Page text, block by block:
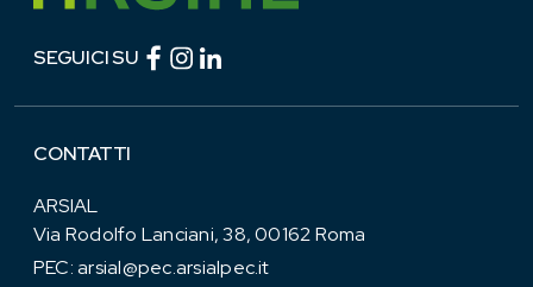
SEGUICI SU Facebook (link esterno)
Instagram (link esterno)
CONTATTI
ARSIAL
Via Rodolfo Lanciani, 38, 00162 Roma
PEC:arsial@pec.arsialpec.it